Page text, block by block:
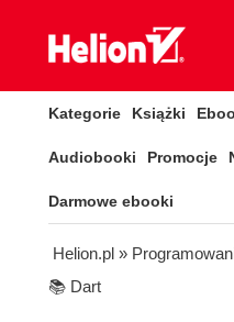
Kategorie Książki
Audiobooki Promocje
Darmowe ebooki
Helion.pl »
📚 Dart